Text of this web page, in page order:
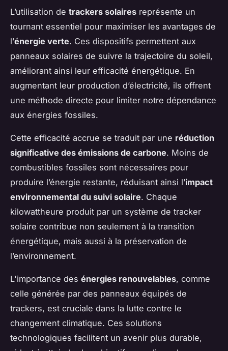
L’utilisation de trackers solaires représente un
tournant essentiel pour maximiser les avantages de
l’énergie verte. Ces dispositifs permettent aux
panneaux solaires de suivre la trajectoire du soleil,
améliorant ainsi leur efficacité énergétique. En
augmentant leur production d’électricité, ils offrent
une méthode directe pour limiter notre dépendance
aux énergies fossiles.
Cette efficacité accrue se traduit par une réduction
significative des émissions de carbone. Moins de
combustibles fossiles sont nécessaires pour
produire l’énergie restante, réduisant ainsi l’impact
environnemental du suivi solaire. Chaque
kilowattheure produit par un système de tracker
solaire contribue non seulement à la transition
énergétique, mais aussi à la préservation de
l’environnement.
L'importance des énergies renouvelables, comme
celle générée par des panneaux équipés de
trackers, est cruciale dans la lutte contre le
changement climatique. Ces solutions
technologiques facilitent un avenir plus durable,